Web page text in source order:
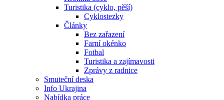
Turistika (cyklo, pěší)
Cyklostezky
Články
Bez zařazení
Farní okénko
Fotbal
Turistika a zajímavosti
Zprávy z radnice
Smuteční deska
Info Ukrajina
Nabídka práce